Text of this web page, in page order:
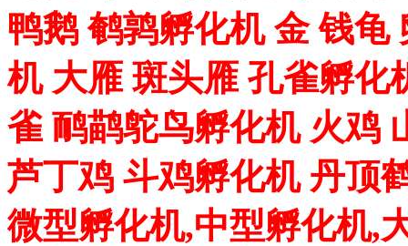
鸭鹅 鹌鹑孵化机 金 钱龟
机 大雁 斑头雁 孔雀孵化
雀 鸸鹋鸵鸟孵化机 火鸡
芦丁鸡 斗鸡孵化机 丹顶
微型孵化机,中型孵化机,